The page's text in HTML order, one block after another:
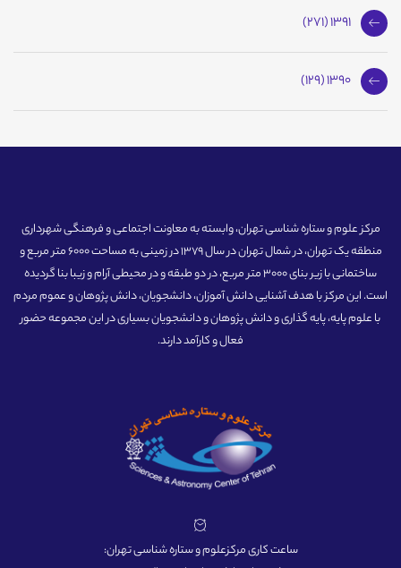
1391 (271)
1390 (129)
مرکز علوم و ستاره شناسی تهران، وابسته به معاونت اجتماعی و فرهنگی شهرداری
منطقه یک تهران، در شمال تهران در سال 1379 در زمینی به مساحت 6000 متر مربع و
ساختمانی با زیر بنای 3000 متر مربع، در دو طبقه و در محیطی آرام و زیبا بنا گردیده
است. این مرکز با هدف آشنایی دانش آموزان، دانشجویان، دانش پژوهان و عموم مردم
با علوم پایه، پایه گذاری و دانش پژوهان و دانشجویان بسیاری در این مجموعه حضور
فعال و کارآمد دارند.
ساعت کاری مرکزعلوم و ستاره شناسی تهران: